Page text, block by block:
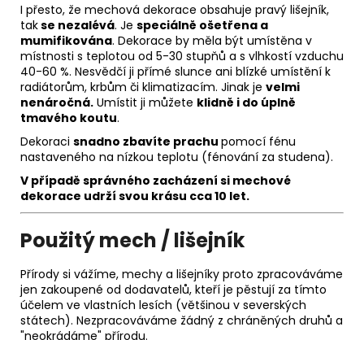
I přesto, že mechová dekorace obsahuje pravý lišejník,
takse nezalévá. Je speciálně ošetřena a
mumifikována. Dekorace by měla být umístěna v
místnosti s teplotou od 5-30 stupňů a s vlhkostí vzduchu
40-60 %. Nesvědčí ji přímé slunce ani blízké umístění k
radiátorům, krbům či klimatizacím. Jinak je velmi
nenáročná. Umístit ji můžete klidně i do úplně
tmavého koutu.
Dekoraci snadno zbavíte prachu pomocí fénu
nastaveného na nízkou teplotu (fénování za studena).
V případě správného zacházení si mechové
dekorace udrží svou krásu cca 10 let.
Použitý mech / lišejník
Přírody si vážíme, mechy a lišejníky proto zpracováváme
jen zakoupené od dodavatelů, kteří je pěstují za tímto
účelem ve vlastních lesích (většinou v severských
státech). Nezpracováváme žádný z chráněných druhů a
"neokrádáme" přírodu.